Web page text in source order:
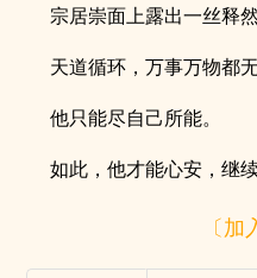
宗居崇面上露出一丝释然
天道循环，万事万物都无
他只能尽自己所能。
如此，他才能心安，继续
〔加